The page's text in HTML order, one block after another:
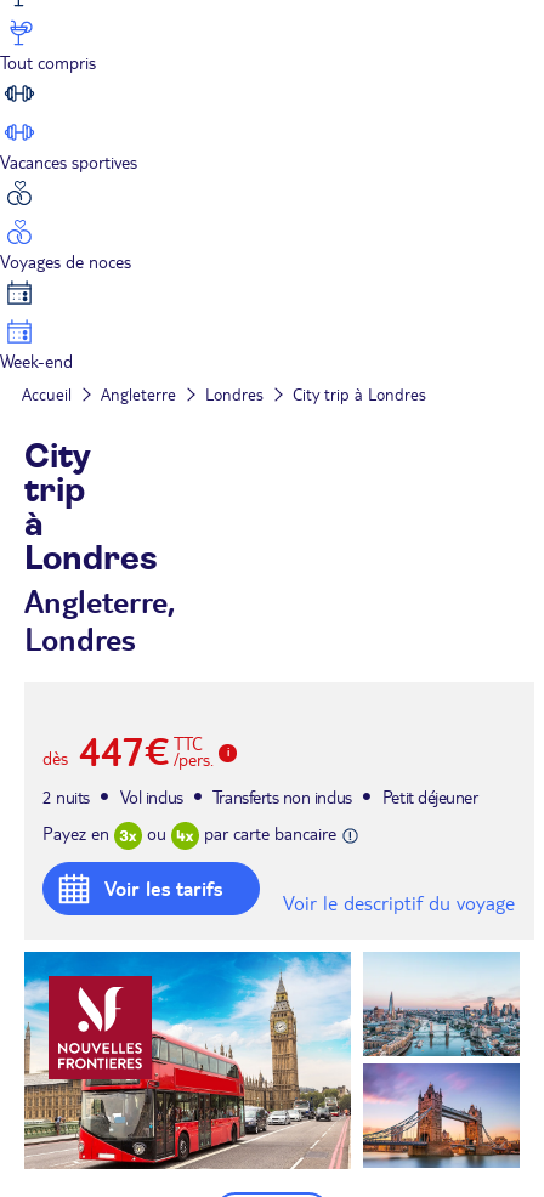
Tout compris
Vacances sportives
Voyages de noces
Week-end
Accueil Angleterre Londres City trip à Londres
City
trip
à
Londres
Angleterre,
Londres
dès 447€ TTC
/pers.
2 nuits
Vol inclus Transferts non inclus
Petit déjeuner
Payez en
ou par carte bancaire
Voir les tarifs
Voir le descriptif du voyage